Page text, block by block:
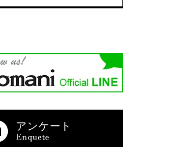
アンケート